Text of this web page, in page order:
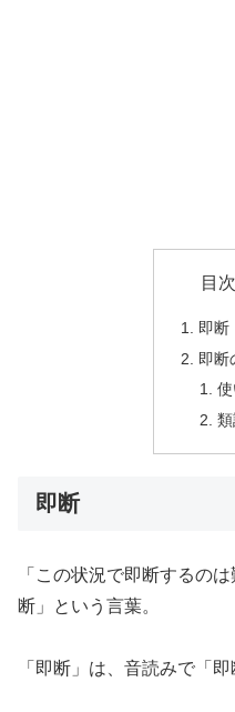
目次
即断
即断
即断
「この状況で即断するの
断」という言葉。
「即断」は、音読みで「即